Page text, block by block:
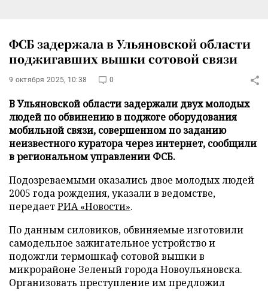
ФСБ задержала в Ульяновской области
поджигавших вышки сотовой связи
9 октября 2025, 10:38 0
В Ульяновской области задержали двух молодых
людей по обвинению в поджоге оборудования
мобильной связи, совершенном по заданию
неизвестного куратора через интернет, сообщили
в региональном управлении ФСБ.
Подозреваемыми оказались двое молодых людей
2005 года рождения, указали в ведомстве,
передаетРИА «Новости».
По данным силовиков, обвиняемые изготовили
самодельное зажигательное устройство и
подожгли термошкаф сотовой вышки в
микрорайоне Зеленый города Новоульяновска.
Организовать преступление им предложил